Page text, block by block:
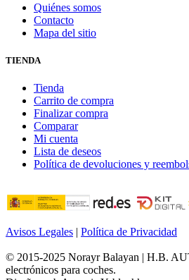
Quiénes somos
Contacto
Mapa del sitio
TIENDA
Tienda
Carrito de compra
Finalizar compra
Comparar
Mi cuenta
Lista de deseos
Política de devoluciones y
Avisos Legales | Política de Privacidad
© 2015-2025 Norayr Balayan | H.B.
electrónicos para coches.